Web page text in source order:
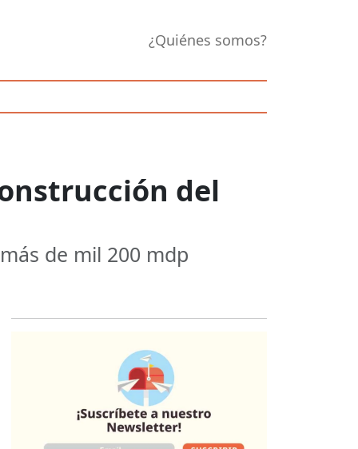
¿Quiénes somos?
del
de mil 200 mdp